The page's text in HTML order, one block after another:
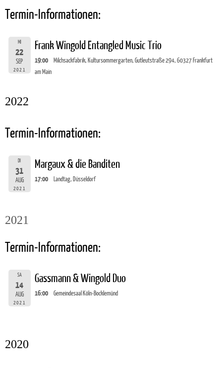
Termin-Informationen:
MI
22
SEP
2021
Frank Wingold Entangled Music Trio
19:00
Milchsackfabrik, Kultursommergarten, Gutleutstraße 294, 60327 Frankfurt
am Main
2022
Termin-Informationen:
DI
31
AUG
2021
Margaux & die Banditen
17:00 Landtag, Düsseldorf
2021
Termin-Informationen:
SA
14
AUG
2021
Gassmann & Wingold Duo
16:00 Gemeindesaal Köln-Bocklemünd
2020